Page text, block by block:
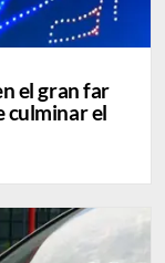
el gran far
culminar el